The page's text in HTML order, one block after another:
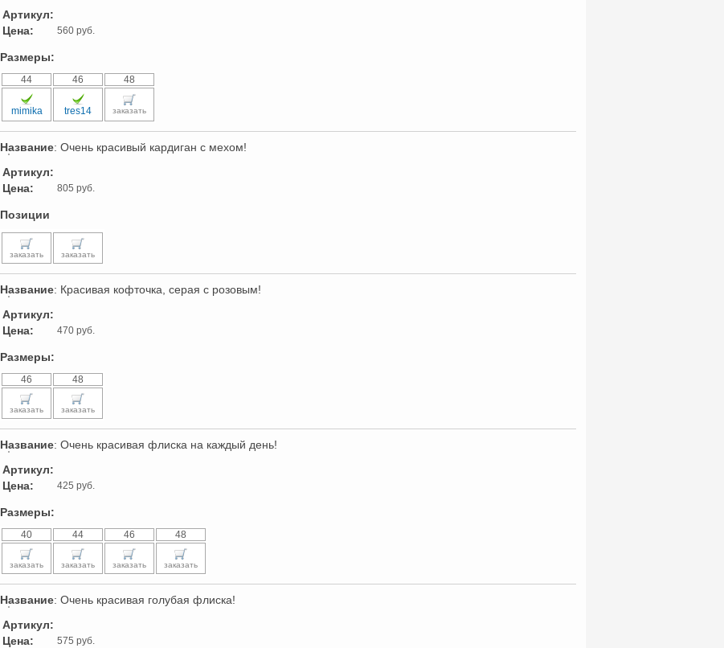
Артикул:
Цена:
560 руб.
Размеры:
44 46 48
mimika tres14 заказать
Название: Очень красивый кардиган с мехом!
Артикул:
Цена:
805 руб.
Позиции
заказать заказать
Название: Красивая кофточка, серая с розовым!
Артикул:
Цена:
470 руб.
Размеры:
46 48
заказать заказать
Название: Очень красивая флиска на каждый день!
Артикул:
Цена:
425 руб.
Размеры:
40 44 46 48
заказать заказать заказать заказать
Название: Очень красивая голубая флиска!
Артикул:
Цена:
575 руб.